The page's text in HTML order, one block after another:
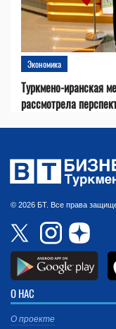
Экономика
Туркмено-иранская
рассмотрела
© 2026 БТ. Все права
О НАС
О проекте